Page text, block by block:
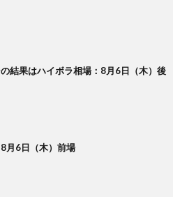
結果はハイボラ相場：8月6日（木）後
月6日（木）前場